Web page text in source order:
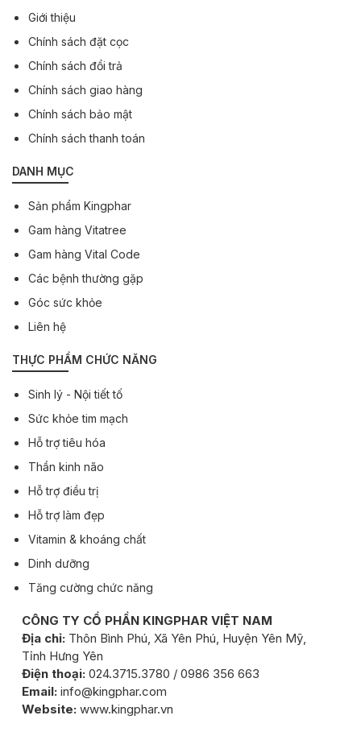
Giới thiệu
Chính sách đặt cọc
Chính sách đổi trả
Chính sách giao hàng
Chính sách bảo mật
Chính sách thanh toán
DANH MỤC
Sản phẩm Kingphar
Gam hàng Vitatree
Gam hàng Vital Code
Các bệnh thường gặp
Góc sức khỏe
Liên hệ
THỰC PHẨM CHỨC NĂNG
Sinh lý - Nội tiết tố
Sức khỏe tim mạch
Hỗ trợ tiêu hóa
Thần kinh não
Hỗ trợ điều trị
Hỗ trợ làm đẹp
Vitamin & khoáng chất
Dinh dưỡng
Tăng cường chức năng
CÔNG TY CỔ PHẦN KINGPHAR VIỆT NAM
Địa chỉ: Thôn Bình Phú, Xã Yên Phú, Huyện Yên Mỹ,
Tỉnh Hưng Yên
Điện thoại: 024.3715.3780 / 0986 356 663
Email: info@kingphar.com
Website: www.kingphar.vn